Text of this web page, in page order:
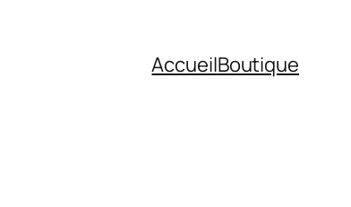
AccueilBoutique